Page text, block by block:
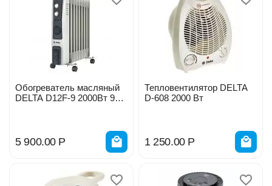
Обогреватель масляный
DELTA D12F-9 2000Вт 9
5 900.00 Р
Тепловентилятор DELTA
D-608 2000 Вт
1 250.00 Р